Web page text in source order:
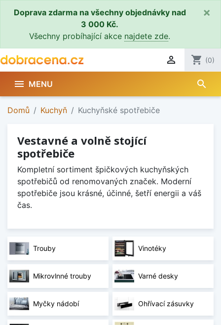
Doprava zdarma na všechny objednávky nad
3 000 Kč.
Všechny probíhající akce najdete zde.
×
 shopping_cart (0)
 MENU search
Domů Kuchyň Kuchyňské spotřebiče
Vestavné a volně stojící
spotřebiče
Kompletní sortiment špičkových kuchyňských
spotřebičů od renomovaných značek. Moderní
spotřebiče jsou krásné, účinné, šetří energii a váš
čas.
Trouby Vinotéky
Mikrovlnné trouby Varné desky
Myčky nádobí Ohřívací zásuvky